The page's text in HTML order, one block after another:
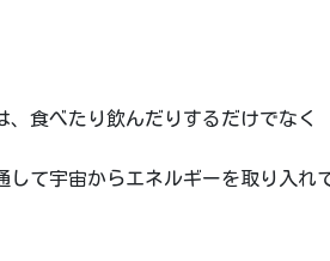
、食べたり飲んだりするだけでなく
して宇宙からエネルギーを取り入れ